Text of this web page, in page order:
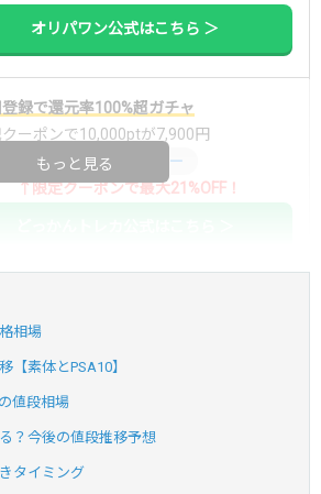
オリパワン公式はこちら ＞
登録で還元率100%超ガチャ
クーポンで10,000ptが7,900円
コードコピー
↑限定クーポンで最大21%OFF！
録で6種類アド確解禁
コードコピー
もっと見る
相場
【素体とPSA10】
値段相場
？今後の値段推移予想
タイミング